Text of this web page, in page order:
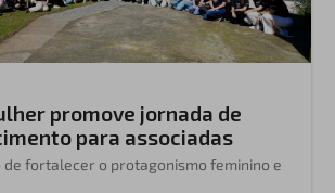
promove jornada de
para associadas
de fortalecer o protagonismo feminino e